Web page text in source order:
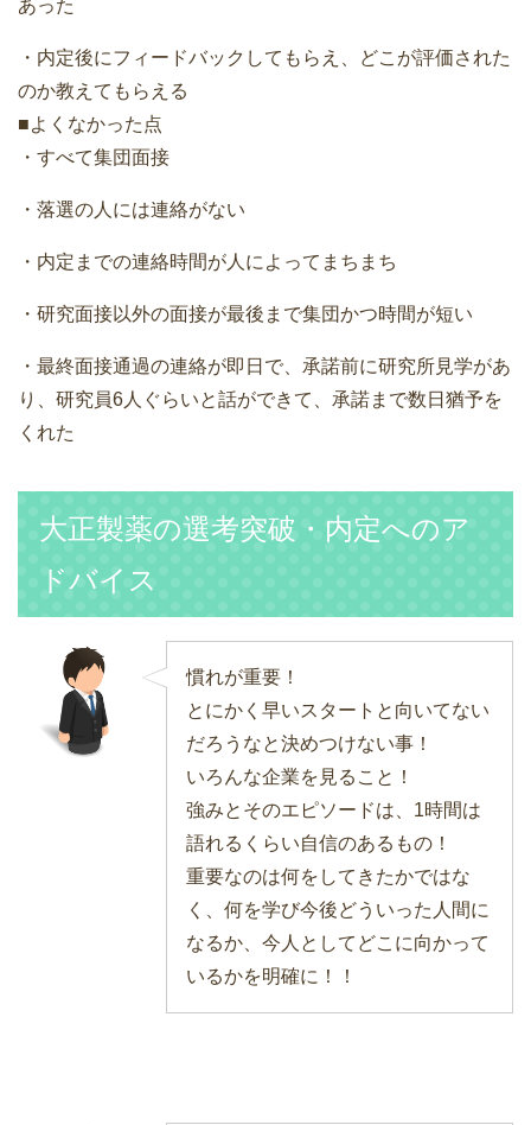
あった
・内定後にフィードバックしてもらえ、どこが評価された
のか教えてもらえる
■よくなかった点
・すべて集団面接
・落選の人には連絡がない
・内定までの連絡時間が人によってまちまち
・研究面接以外の面接が最後まで集団かつ時間が短い
・最終面接通過の連絡が即日で、承諾前に研究所見学があ
り、研究員6人ぐらいと話ができて、承諾まで数日猶予を
くれた
大正製薬の選考突破・内定へのア
ドバイス
慣れが重要！
とにかく早いスタートと向いてない
だろうなと決めつけない事！
いろんな企業を見ること！
強みとそのエピソードは、1時間は
語れるくらい自信のあるもの！
重要なのは何をしてきたかではな
く、何を学び今後どういった人間に
なるか、今人としてどこに向かって
いるかを明確に！！